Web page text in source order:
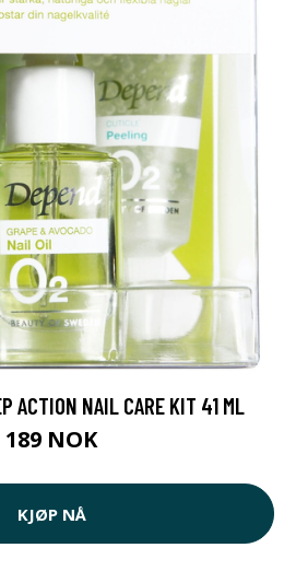
ACTION NAIL CARE KIT 41 ML
189 NOK
KJØP NÅ